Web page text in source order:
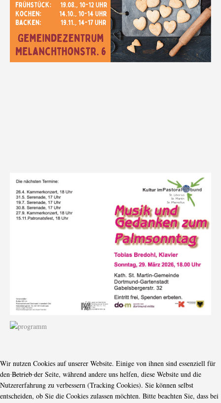
-----------
Wir nutzen Cookies auf unserer Website. Einige von ihnen sind essenziell für
den Betrieb der Seite, während andere uns helfen, diese Website und die
Nutzererfahrung zu verbessern (Tracking Cookies). Sie können selbst
entscheiden, ob Sie die Cookies zulassen möchten. Bitte beachten Sie, dass bei